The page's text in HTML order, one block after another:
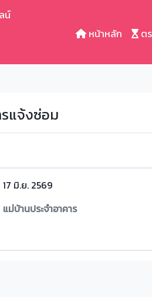
น์
หน้าหลัก ต
แจ้งซ่อม
17 มิ.ย. 2569
แม่บ้านประจำอาคาร